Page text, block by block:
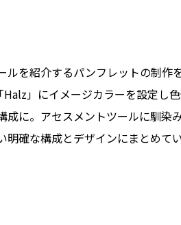
を紹介するパンフレットの制作
」にイメージカラーを設定し
成に。アセスメントツールに馴染
確な構成とデザインにまとめてい